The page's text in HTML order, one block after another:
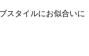
スタイルにお似合いに